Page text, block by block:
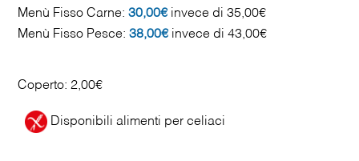
Menù Fisso Carne: 30,00€invece di 35,00€
Menù Fisso Pesce: 38,00€invece di 43,00€
Coperto: 2,00€
Disponibili alimenti per celiaci